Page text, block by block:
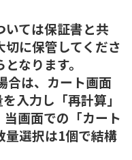
ては保証書と共
に保管してくださ
なります。
合は、カート画面
入力し「再計算」
画面での「カート
量選択は1個で結構